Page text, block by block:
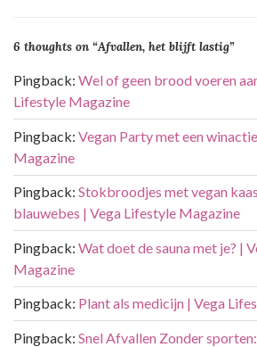
c
h
t
n
a
v
i
g
a
t
i
e
6 thoughts on “Afvallen, het blijft lastig”
Pingback: Wel of geen brood voeren
Lifestyle Magazine
Pingback: Vegan Party met een
Magazine
Pingback: Stokbroodjes met vegan
blauwebes | Vega Lifestyle Magazine
Pingback: Wat doet de sauna met je? |
Magazine
Pingback: Plant als medicijn | Vega
Pingback: Snel Afvallen Zonder